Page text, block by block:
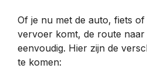
Of je nu met de auto, fiets
vervoer komt, de route naar
eenvoudig. Hier zijn de
te komen: